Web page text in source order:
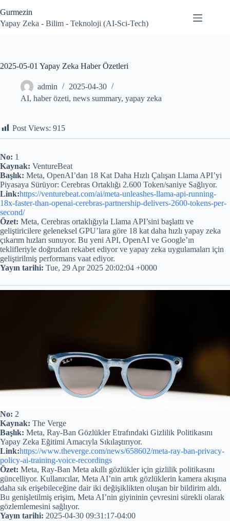
to
content
Gurmezin
Yapay Zeka - Bilim - Teknoloji (AI-Sci-Tech)
2025-05-01 Yapay Zeka Haber Özetleri
admin
2025-04-30
AI, haber özeti, news summary, yapay zeka
Post Views: 915
No: 1
Kaynak: VentureBeat
Başlık: Meta, OpenAI’dan 18 Kat Daha Hızlı Çalışan Llama API’yi
Piyasaya Sürüyor: Cerebras Ortaklığı 2.600 Token/saniye Sağlıyor.
Link:https://venturebeat.com/ai/meta-unleashes-llama-api-running-
18x-faster-than-openai-cerebras-partnership-delivers-2600-tokens-per-
second/
Özet: Meta, Cerebras ortaklığıyla Llama API’sini başlattı ve
geliştiricilere geleneksel GPU’lara göre 18 kat daha hızlı yapay zeka
çıkarım hızları sunuyor. Bu yeni API, OpenAI ve Google’ın
teklifleriyle doğrudan rekabet ediyor ve yapay zeka uygulamaları için
geliştirilmiş performans vaat ediyor.
Yayın tarihi: Tue, 29 Apr 2025 20:02:04 +0000
No: 2
Kaynak: The Verge
Başlık: Meta, Ray-Ban Gözlükler Etrafındaki Gizlilik Politikasını
Yapay Zeka Eğitimi Amacıyla Sıkılaştırıyor.
Link:https://www.theverge.com/news/658602/meta-ray-ban-privacy-
policy-ai-training-voice-recordings
Özet: Meta, Ray-Ban Meta akıllı gözlükler için gizlilik politikasını
güncelliyor. Kullanıcılar, Meta AI’nin artık gözlüklerin kamera akışına
daha sık erişebileceğine dair iki değişiklikten oluşan bir bildirim aldı.
Bu genişletilmiş erişim, Meta AI’nin giyininin çevresini sürekli olarak
gözlemlemesini sağlıyor.
Yayın tarihi: 2025-04-30 09:31:17-04:00